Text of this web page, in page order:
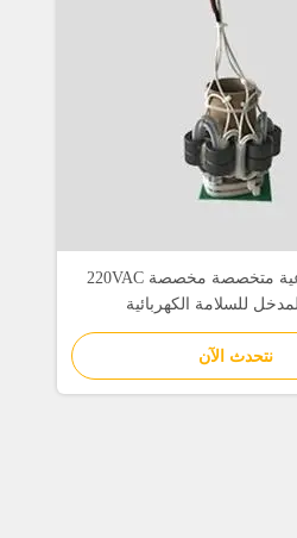
محولات صناعية متخصصة مخصصة 220VAC
للسلامة الكهربائية
نتحدث الآن